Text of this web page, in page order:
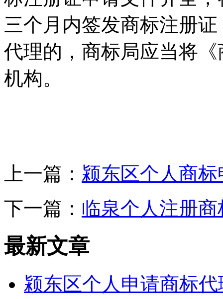
三个月内签发商标注册
代理的，商标局应当将
机构。
上一篇： 颍东区个人商
下一篇： 临泉个人注册
最新文章
颍东区个人申请商标